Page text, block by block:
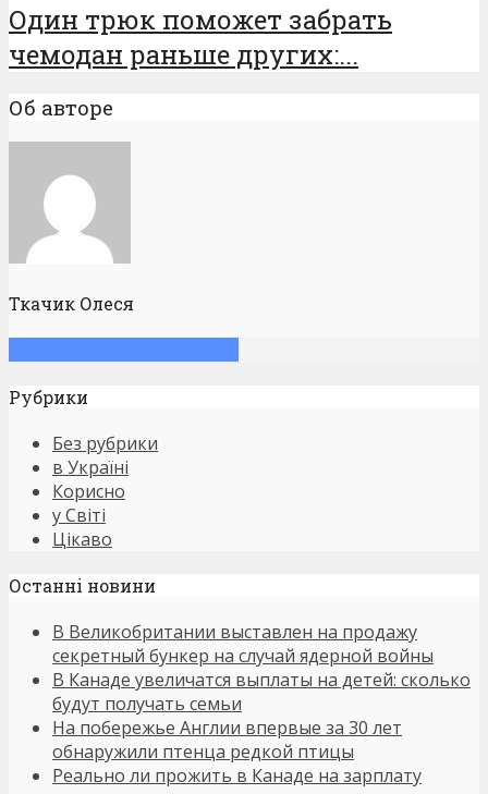
Один трюк поможет забрать
чемодан раньше других:...
Об авторе
Ткачик Олеся
Рубрики
Без рубрики
в Україні
Корисно
у Світі
Цікаво
Останнi новини
В Великобритании выставлен на продажу
секретный бункер на случай ядерной войны
В Канаде увеличатся выплаты на детей: сколько
будут получать семьи
На побережье Англии впервые за 30 лет
обнаружили птенца редкой птицы
Реально ли прожить в Канаде на зарплату